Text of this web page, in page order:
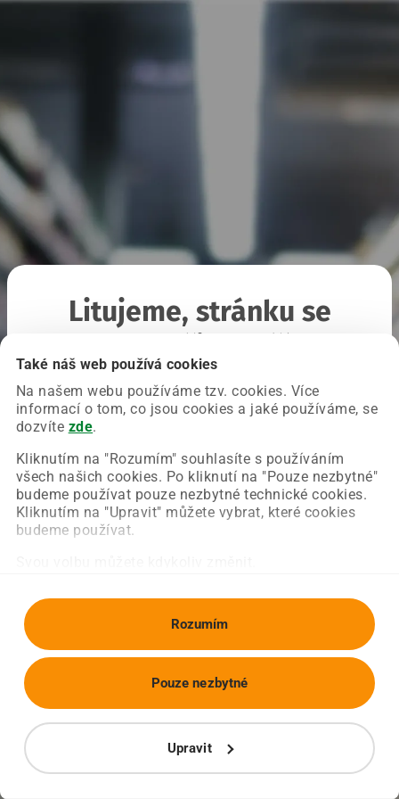
Také náš web používá cookies
Na našem webu používáme tzv. cookies. Více
informací o tom, co jsou cookies a jaké používáme, se
dozvíte zde.
Kliknutím na "Rozumím" souhlasíte s používáním
všech našich cookies. Po kliknutí na "Pouze nezbytné"
budeme používat pouze nezbytné technické cookies.
Kliknutím na "Upravit" můžete vybrat, které cookies
budeme používat.
Rozumím
Upravit
Pouze nezbytné
Litujeme, stránku se
Chyba nastala na naší straně a už ji opravujeme.
Zkuste prosím znovu načíst požadovanou stránku.
Obnovit stránku Úvodní strana